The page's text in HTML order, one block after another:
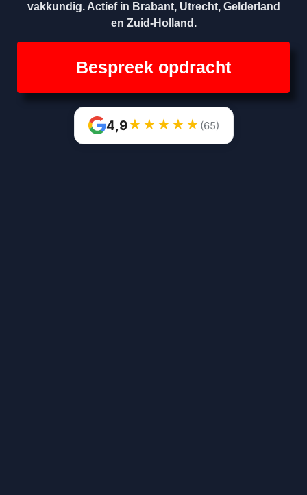
vakkundig. Actief in Brabant, Utrecht, Gelderland
en Zuid-Holland.
Bespreek opdracht
4,9★ ★ ★ ★ ★ (65)